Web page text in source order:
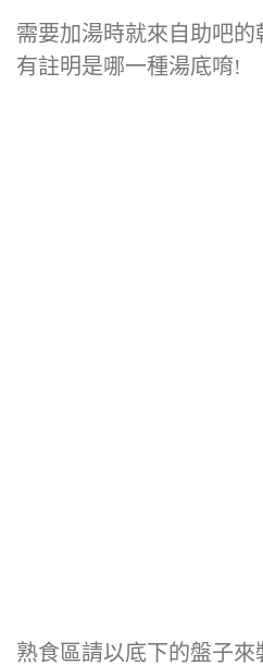
需要加湯時就來自助吧
有註明是哪一種湯底唷!
熟食區請以底下的盤子